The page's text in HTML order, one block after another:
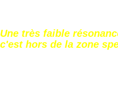
Une très faible
c'est hors de la zone